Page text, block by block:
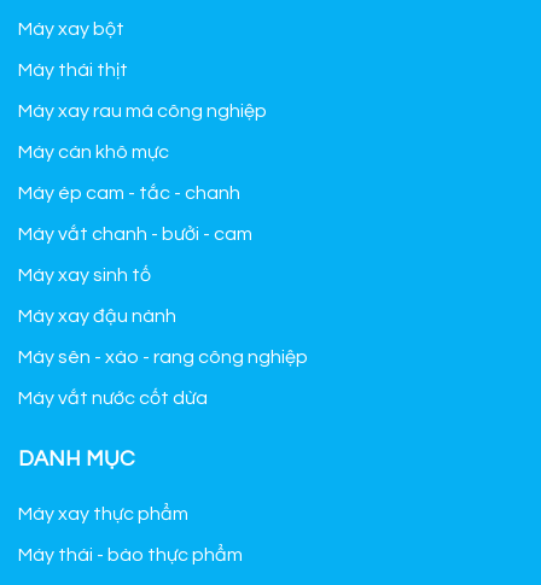
Máy xay bột
Máy thái thịt
Máy xay rau má công nghiệp
Máy cán khô mực
Máy ép cam - tắc - chanh
Máy vắt chanh - bưởi - cam
Máy xay sinh tố
Máy xay đậu nành
Máy sên - xào - rang công nghiệp
Máy vắt nước cốt dừa
DANH MỤC
Máy xay thực phẩm
Máy thái - bào thực phẩm